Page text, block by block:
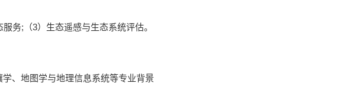
服务; （3）生态遥感与生态系统评估。
、地图学与地理信息系统等专业背景